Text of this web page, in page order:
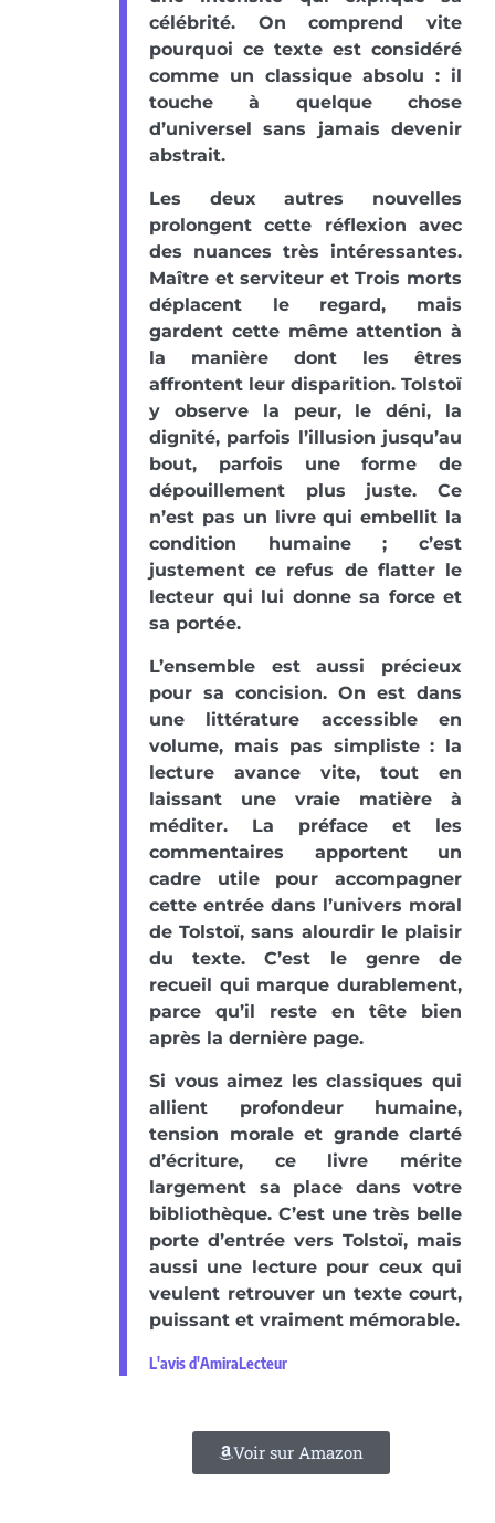
célébrité. On comprend vite
pourquoi ce texte est considéré
comme un classique absolu : il
touche à quelque chose
d’universel sans jamais devenir
abstrait.
Les deux autres nouvelles
prolongent cette réflexion avec
des nuances très intéressantes.
Maître et serviteur et Trois morts
déplacent le regard, mais
gardent cette même attention à
la manière dont les êtres
affrontent leur disparition. Tolstoï
y observe la peur, le déni, la
dignité, parfois l’illusion jusqu’au
bout, parfois une forme de
dépouillement plus juste. Ce
n’est pas un livre qui embellit la
condition humaine ; c’est
justement ce refus de flatter le
lecteur qui lui donne sa force et
sa portée.
L’ensemble est aussi précieux
pour sa concision. On est dans
une littérature accessible en
volume, mais pas simpliste : la
lecture avance vite, tout en
laissant une vraie matière à
méditer. La préface et les
commentaires apportent un
cadre utile pour accompagner
cette entrée dans l’univers moral
de Tolstoï, sans alourdir le plaisir
du texte. C’est le genre de
recueil qui marque durablement,
parce qu’il reste en tête bien
après la dernière page.
Si vous aimez les classiques qui
allient profondeur humaine,
tension morale et grande clarté
d’écriture, ce livre mérite
largement sa place dans votre
bibliothèque. C’est une très belle
porte d’entrée vers Tolstoï, mais
aussi une lecture pour ceux qui
veulent retrouver un texte court,
puissant et vraiment mémorable.
L'avis d'AmiraLecteur
Voir sur Amazon